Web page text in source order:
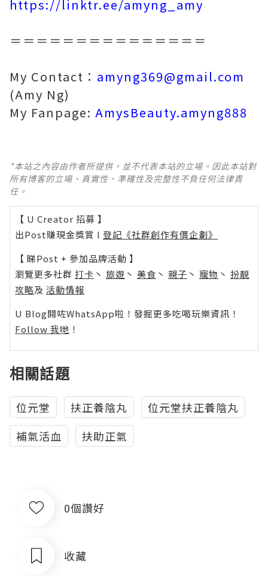
https://linktr.ee/amyng_amy
＝＝＝＝＝＝＝＝＝＝＝＝＝＝＝
My Contact： amyng369@gmail.com
(Amy Ng)
My Fanpage: AmysBeauty.amyng888
*本站之內容由作者所提供，並不代表本站的立場。因此本站對
所有博客的立場、真實性、準確性及完整性不負任何法律責
任。
【 U Creator 招募 】
出Post賺現金獎賞 l 登記《社群創作有價企劃》
【 睇Post + 參加品牌活動 】
瀏覽更多社群 打卡 丶 旅遊 丶 美食 丶 親子 丶 寵物 丶 扮靚
攻略及 活動情報
U Blog開咗WhatsApp啦！發掘更多吃喝玩樂資訊！
Follow 我哋 ！
相關話題
位元堂 扶正養陰丸
位元堂扶正養陰丸
補氣活血
扶助正氣
0個讚好
收藏